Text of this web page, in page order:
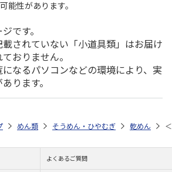
能性があります。
です。
されていない「小道具類」はお届け
おりません。
なるパソコンなどの環境により、実
ります。
めん類 そうめん・ひやむぎ 乾めん
よくあるご質問